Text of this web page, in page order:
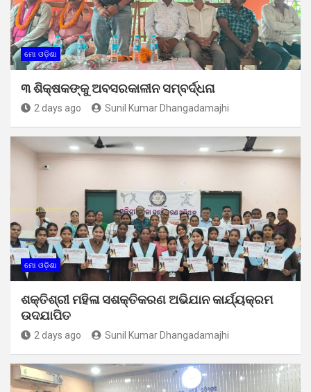
ମୋ ଓଡ଼ିଶା
୩ ଶିକ୍ଷକଙ୍କୁ ଅବସରକାଳୀନ ସମ୍ବର୍ଦ୍ଧନା
2 days ago Sunil Kumar Dhangadamajhi
ମୋ ଓଡ଼ିଶା
ଶକ୍ତିଶ୍ରୀ ମହିଳା ସଶକ୍ତିକରଣ ଅଭିଯାନ କାର୍ଯ୍ୟକ୍ରମ
ଉଦଯାପିତ
2 days ago Sunil Kumar Dhangadamajhi